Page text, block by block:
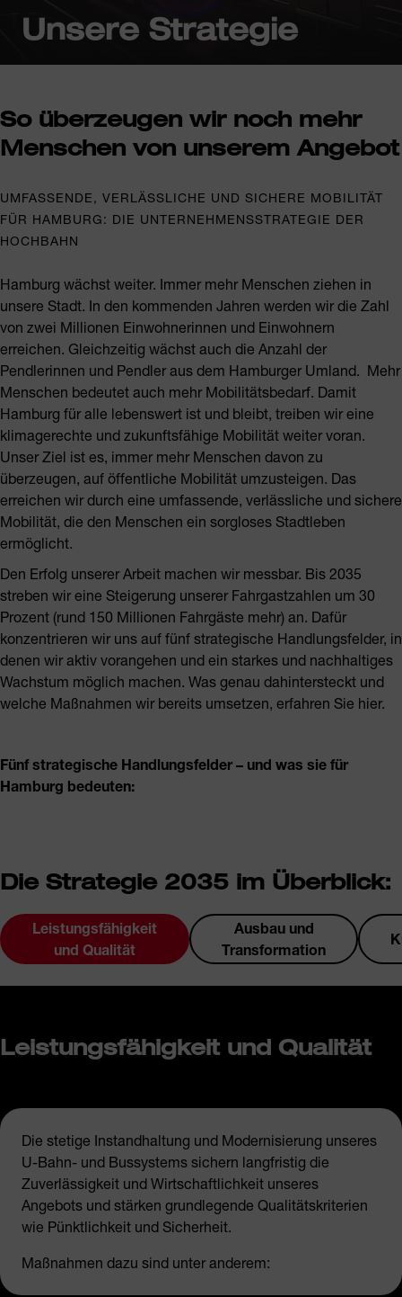
Unsere Strategie
So überzeugen wir noch mehr
Menschen von unserem Angebot
UMFASSENDE, VERLÄSSLICHE UND SICHERE MOBILITÄT
FÜR HAMBURG: DIE UNTERNEHMENSSTRATEGIE DER
HOCHBAHN
Hamburg wächst weiter. Immer mehr Menschen ziehen in
unsere Stadt. In den kommenden Jahren werden wir die Zahl
von zwei Millionen Einwohnerinnen und Einwohnern
erreichen. Gleichzeitig wächst auch die Anzahl der
Pendlerinnen und Pendleraus dem Hamburger Umland. Mehr
Menschen bedeutet auch mehr Mobilitätsbedarf. Damit
Hamburg für alle lebenswert ist und bleibt, treiben wir eine
klimagerechte und zukunftsfähige Mobilität weiter voran.
Unser Ziel ist es, immer mehr Menschen davon zu
überzeugen, auf öffentliche Mobilität umzusteigen. Das
erreichen wir durch eine umfassende, verlässliche und sichere
Mobilität, die den Menschen ein sorgloses Stadtleben
ermöglicht.
Den Erfolg unserer Arbeit machen wir messbar. Bis 2035
streben wir eine Steigerung unserer Fahrgastzahlen um 30
Prozent (rund 150 Millionen Fahrgäste mehr) an. Dafür
konzentrieren wir uns auf fünf strategische Handlungsfelder, in
denen wir aktiv vorangehen und ein starkes und nachhaltiges
Wachstum möglich machen. Was genau dahintersteckt und
welche Maßnahmen wir bereits umsetzen, erfahren Sie hier.
Fünf strategische Handlungsfelder – und was sie für
Hamburg bedeuten:
Die Strategie 2035 im Überblick:
Leistungsfähigkeit
und Qualität
Ausbau und
Transformation
Leistungsfähigkeit und Qualität
Die stetige Instandhaltung und Modernisierung unseres
U-Bahn- und Bussystems sichern langfristig die
Zuverlässigkeit und Wirtschaftlichkeit unseres
Angebots und stärken grundlegende Qualitätskriterien
wie Pünktlichkeit und Sicherheit.
Maßnahmen dazu sind unter anderem: